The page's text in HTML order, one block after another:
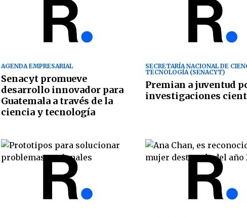
AGENDA EMPRESARIAL
Senacyt promueve
desarrollo innovador para
Guatemala a través de la
ciencia y tecnología
SECRETARÍA NACIONAL DE
TECNOLOGÍA (SENACYT)
Premian a juventud
investigaciones